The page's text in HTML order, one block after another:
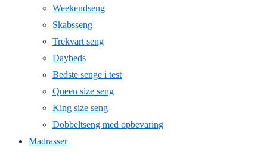
Weekendseng
Skabsseng
Trekvart seng
Daybeds
Bedste senge i test
Queen size seng
King size seng
Dobbeltseng med opbevaring
Madrasser